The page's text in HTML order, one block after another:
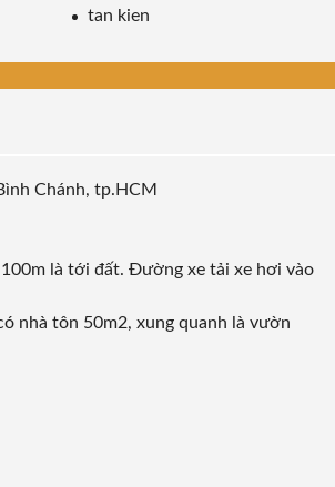
tan kien
Chánh, tp.HCM
là tới đất. Đường xe tải xe hơi vào
nhà tôn 50m2, xung quanh là vườn